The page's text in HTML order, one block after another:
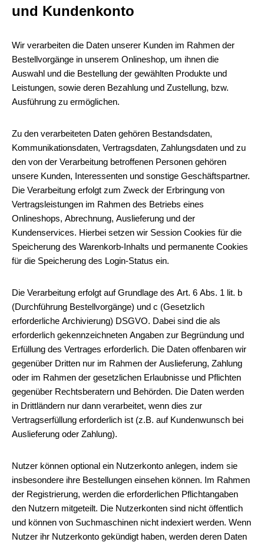
und Kundenkonto
Wir verarbeiten die Daten unserer Kunden im Rahmen der
Bestellvorgänge in unserem Onlineshop, um ihnen die
Auswahl und die Bestellung der gewählten Produkte und
Leistungen, sowie deren Bezahlung und Zustellung, bzw.
Ausführung zu ermöglichen.
Zu den verarbeiteten Daten gehören Bestandsdaten,
Kommunikationsdaten, Vertragsdaten, Zahlungsdaten und zu
den von der Verarbeitung betroffenen Personen gehören
unsere Kunden, Interessenten und sonstige Geschäftspartner.
Die Verarbeitung erfolgt zum Zweck der Erbringung von
Vertragsleistungen im Rahmen des Betriebs eines
Onlineshops, Abrechnung, Auslieferung und der
Kundenservices. Hierbei setzen wir Session Cookies für die
Speicherung des Warenkorb-Inhalts und permanente Cookies
für die Speicherung des Login-Status ein.
Die Verarbeitung erfolgt auf Grundlage des Art. 6 Abs. 1 lit. b
(Durchführung Bestellvorgänge) und c (Gesetzlich
erforderliche Archivierung) DSGVO. Dabei sind die als
erforderlich gekennzeichneten Angaben zur Begründung und
Erfüllung des Vertrages erforderlich. Die Daten offenbaren wir
gegenüber Dritten nur im Rahmen der Auslieferung, Zahlung
oder im Rahmen der gesetzlichen Erlaubnisse und Pflichten
gegenüber Rechtsberatern und Behörden. Die Daten werden
in Drittländern nur dann verarbeitet, wenn dies zur
Vertragserfüllung erforderlich ist (z.B. auf Kundenwunsch bei
Auslieferung oder Zahlung).
Nutzer können optional ein Nutzerkonto anlegen, indem sie
insbesondere ihre Bestellungen einsehen können. Im Rahmen
der Registrierung, werden die erforderlichen Pflichtangaben
den Nutzern mitgeteilt. Die Nutzerkonten sind nicht öffentlich
und können von Suchmaschinen nicht indexiert werden. Wenn
Nutzer ihr Nutzerkonto gekündigt haben, werden deren Daten